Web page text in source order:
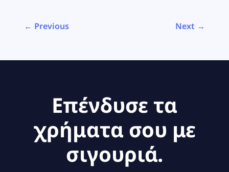
← Previous Next →
Επένδυσε τα
χρήματα σου με
σιγουριά.